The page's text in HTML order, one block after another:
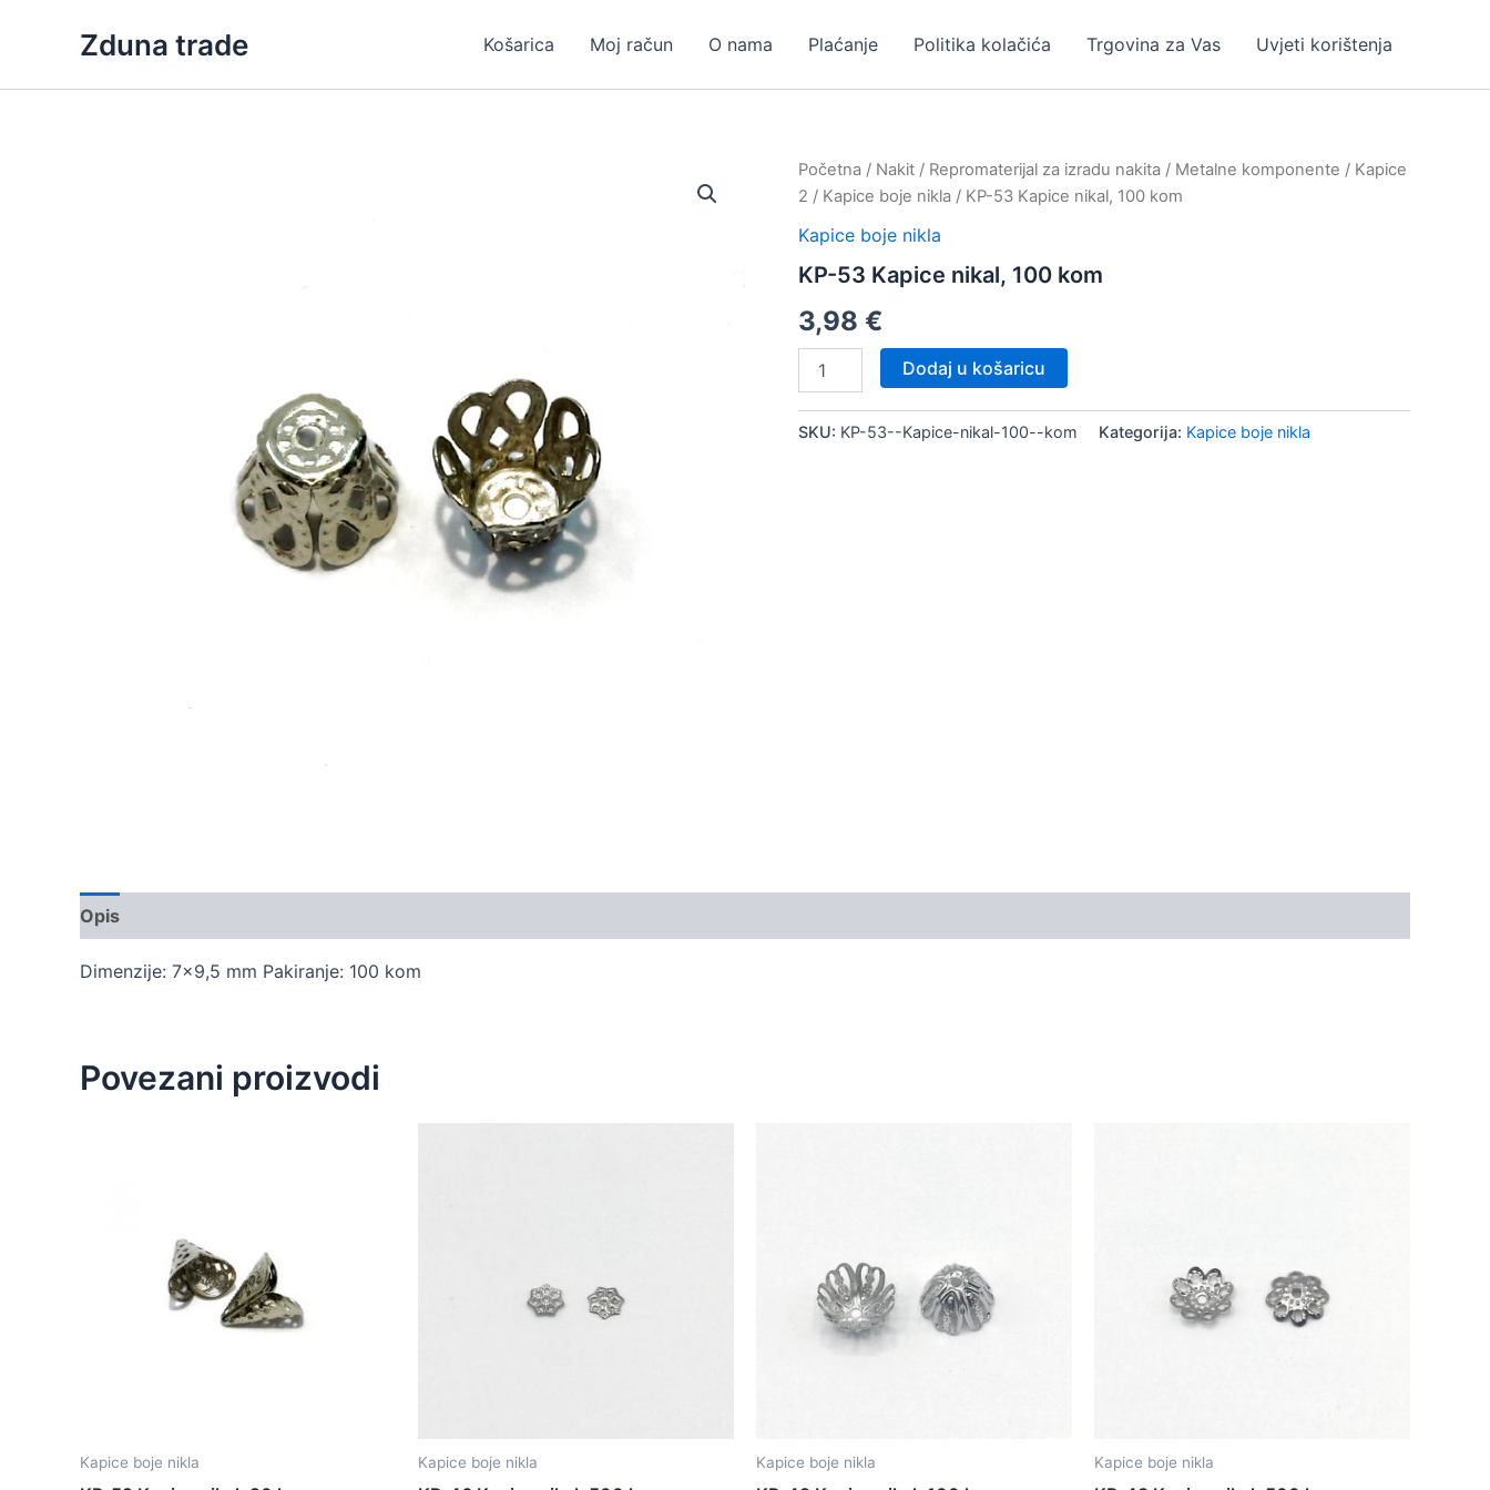
Zduna trade Košarica Moj račun O nama Plaćanje Politika kolačića Trgovina za Vas Uvjeti korištenja
Početna / Nakit / Repromaterijal za izradu nakita / Metalne komponente / Kapice
2 / Kapice boje nikla / KP-53 Kapice nikal, 100 kom
Kapice boje nikla
KP-53 Kapice nikal, 100 kom
3,98 €
nikal,
Dodaj u košaricu
SKU: KP-53--Kapice-nikal-100--kom Kategorija: Kapice boje nikla
Opis
Dimenzije: 7×9,5 mm Pakiranje: 100 kom
Povezani proizvodi
Kapice boje nikla Kapice boje nikla Kapice boje nikla Kapice boje nikla